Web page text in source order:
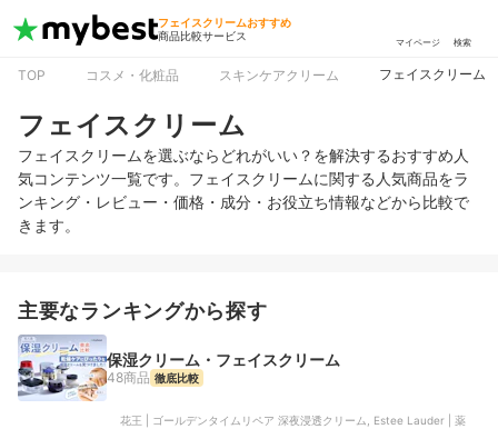
フェイスクリームおすすめ
商品比較サービス
マイページ 検索
TOP コスメ・化粧品 スキンケアクリーム フェイスクリーム
フェイスクリーム
フェイスクリームを選ぶならどれがいい？を解決するおすすめ人
気コンテンツ一覧です。フェイスクリームに関する人気商品をラ
ンキング・レビュー・価格・成分・お役立ち情報などから比較で
きます。
主要なランキングから探す
保湿クリーム・フェイスクリーム
48商品 徹底比較
花王 | ゴールデンタイムリペア 深夜浸透クリーム, Estee Lauder | 薬